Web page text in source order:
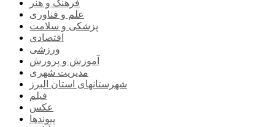
فرهنگ و هنر
علم و فناوری
پزشکی و سلامت
اقتصادی
ورزشی
آموزش و پرورش
مدیریت شهری
شهرستانهای استان البرز
فیلم
عکس
پیوندها